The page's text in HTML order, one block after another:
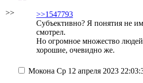
>>
>>1547793
Субъективно? Я понятия не
смотрел.
Но огромное множество людей
хорошие, очевидно же.
Мокона Ср 12 апреля 2023